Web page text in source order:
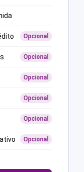
Opcional
Opcional
Opcional
Opcional
Opcional
Opcional